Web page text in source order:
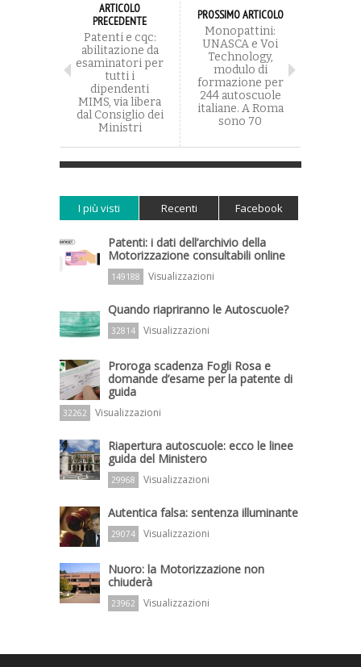
ARTICOLO
PRECEDENTE
Patenti e cqc:
abilitazione da
esaminatori per
tutti i
dipendenti
MIMS, via libera
dal Consiglio dei
Ministri
PROSSIMO ARTICOLO
Monopattini:
UNASCA e Voi
Technology,
modulo di
formazione per
244 autoscuole
italiane. A Roma
sono 70
I più visti Recenti Facebook
Patenti: i dati dell’archivio della
Motorizzazione consultabili online
149188 Visualizzazioni
Quando riapriranno le Autoscuole?
32814 Visualizzazioni
Proroga scadenza Fogli Rosa e
domande d’esame per la patente di
guida
32262 Visualizzazioni
Riapertura autoscuole: ecco le linee
guida del Ministero
29968 Visualizzazioni
Autentica falsa: sentenza illuminante
29074 Visualizzazioni
Nuoro: la Motorizzazione non
chiuderà
23962 Visualizzazioni